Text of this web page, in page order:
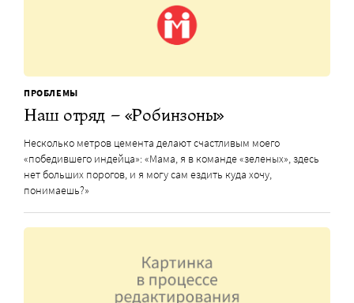
ПРОБЛЕМЫ
Наш отряд – «Робинзоны»
Несколько метров цемента делают счастливым моего
«победившего индейца»: «Мама, я в команде «зеленых», здесь
нет больших порогов, и я могу сам ездить куда хочу,
понимаешь?»